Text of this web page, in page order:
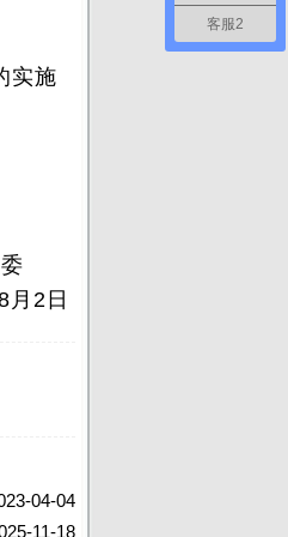
实施
委
月2日
04-04
11-18
客服2